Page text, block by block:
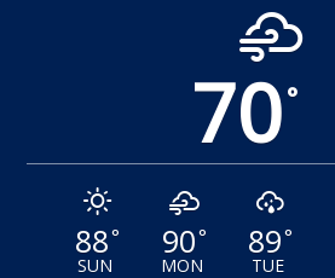
70°
88°
SUN
90°
MON
89°
TUE